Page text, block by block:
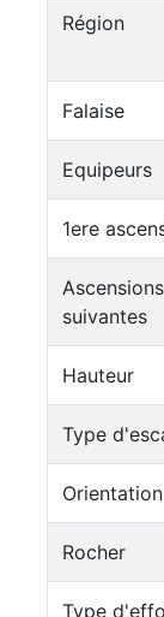
Région
Falaise
Equipeurs
1ere
Ascensions
suivantes
Hauteur
Type
Orientation
Rocher
Type